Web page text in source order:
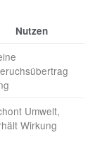
Nutzen
Umwelt,
Wirkung